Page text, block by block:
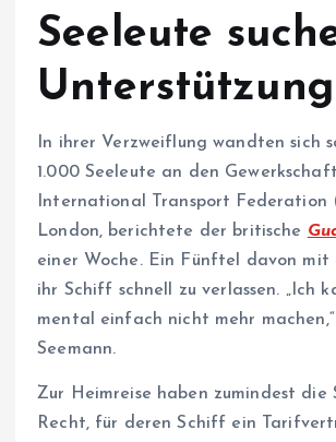
Seeleute
Unterstützung
In ihrer Verzweiflung wandten sich
1.000 Seeleute an den
International Transport Federation
London, berichtete der britische
einer Woche. Ein Fünftel davon mit
ihr Schiff schnell zu verlassen. „Ich
mental einfach nicht mehr
Seemann.
Zur Heimreise haben zumindest die
Recht, für deren Schiff ein